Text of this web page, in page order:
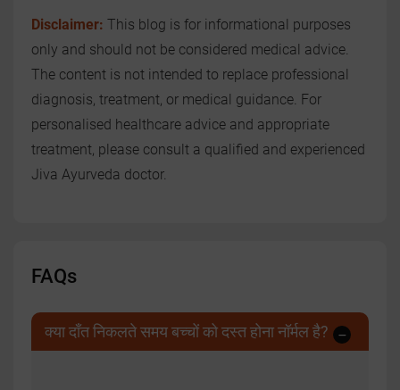
Disclaimer: This blog is for informational purposes
only and should not be considered medical advice.
The content is not intended to replace professional
diagnosis, treatment, or medical guidance. For
personalised healthcare advice and appropriate
treatment, please consult a qualified and experienced
Jiva Ayurveda doctor.
FAQs
क्या दाँत निकलते समय बच्चों को दस्त होना नॉर्मल है?